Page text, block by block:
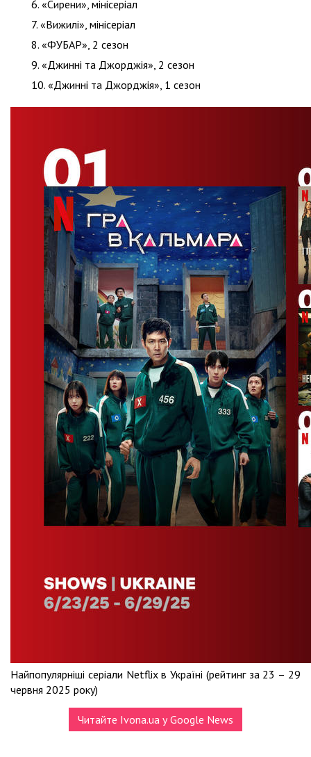
«Сирени», мінісеріал
«Вижилі», мінісеріал
«ФУБАР», 2 сезон
«Джинні та Джорджія», 2 сезон
«Джинні та Джорджія», 1 сезон
Найпопулярніші серіали Netflix в Україні (рейтинг за 23 – 29
червня 2025 року)
Читайте Ivona.ua у Google News